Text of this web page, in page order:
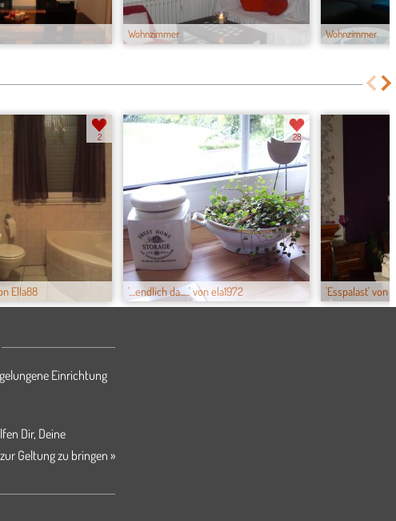
Wohnzimmer Wohnzimmer
Ella88
2
'....endlich da......' von ela1972
28
'Esspalast' von
Einrichtung
Dir, Deine
Geltung zu bringen »